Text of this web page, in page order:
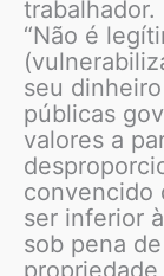
trabalhador.
“Não é
seu
públicas
valores a
convencido
ser inferior
sob pena